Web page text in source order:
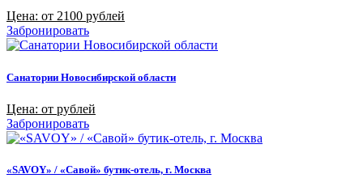
Цена: от 2100 рублей
Забронировать
Санатории Новосибирской области
Цена: от рублей
Забронировать
«SAVOY» / «Савой» бутик-отель, г. Москва